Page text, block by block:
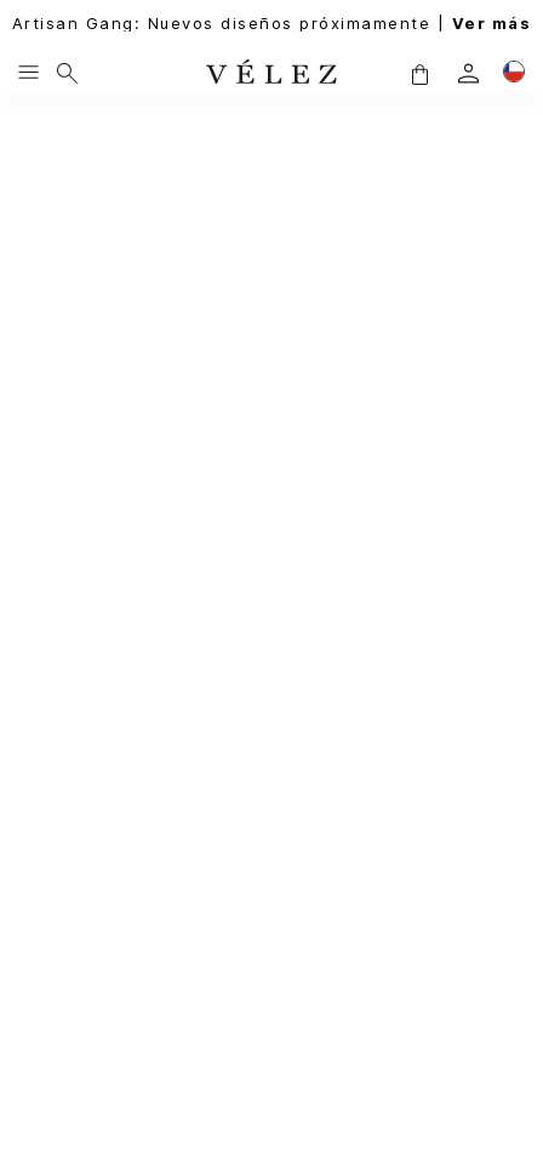
Artisan Gang: Nuevos diseños próximamente | Ver más